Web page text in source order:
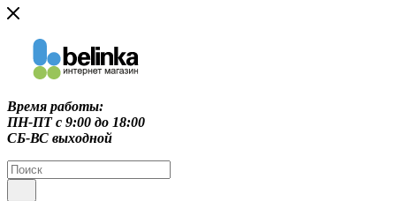
Время работы:
ПН-ПТ c 9:00 до 18:00
СБ-ВС выходной